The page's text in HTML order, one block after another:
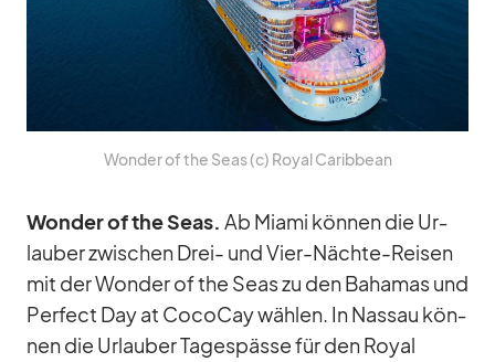
Won­der of the Seas (c) Royal Ca­rib­bean
Won­der of the Seas. Ab Mi­ami kön­nen die Ur­
lau­ber zwi­schen Drei- und Vier-Nächte-Rei­sen
mit der Won­der of the Seas zu den Ba­ha­mas und
Per­fect Day at Co­co­Cay wäh­len. In Nas­sau kön­
nen die Ur­lau­ber Ta­ges­pässe für den Royal